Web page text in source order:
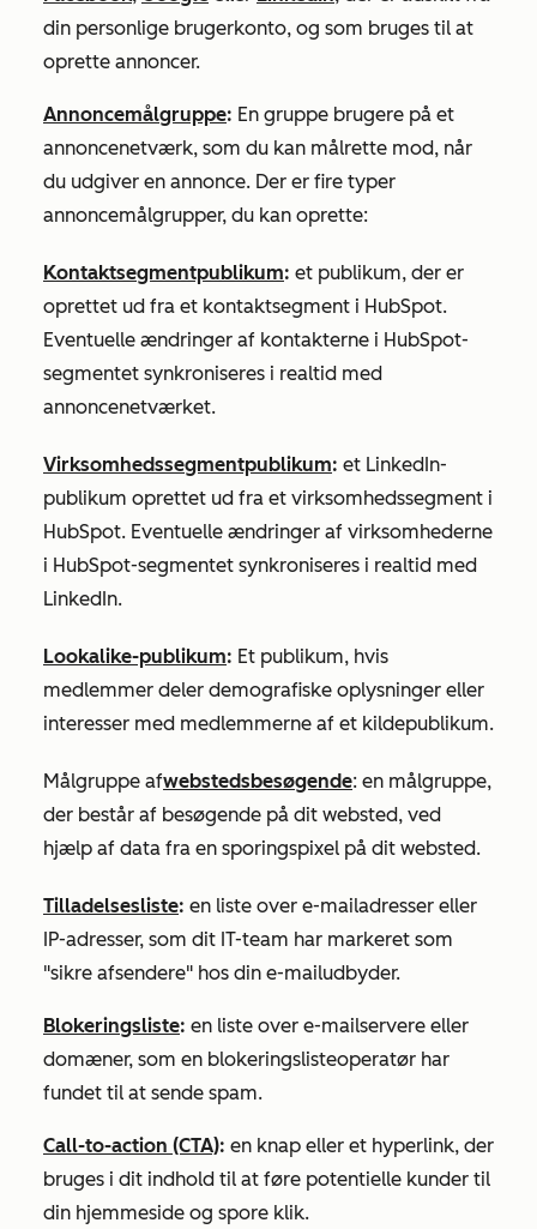
din personlige brugerkonto, og som bruges til at
oprette annoncer.
Annoncemålgruppe: En gruppe brugere på et
annoncenetværk, som du kan målrette mod, når
du udgiver en annonce. Der er fire typer
annoncemålgrupper, du kan oprette:
Kontaktsegmentpublikum: et publikum, der er
oprettet ud fra et kontaktsegment i HubSpot.
Eventuelle ændringer af kontakterne i HubSpot-
segmentet synkroniseres i realtid med
annoncenetværket.
Virksomhedssegmentpublikum: et LinkedIn-
publikum oprettet ud fra et virksomhedssegment i
HubSpot. Eventuelle ændringer af virksomhederne
i HubSpot-segmentet synkroniseres i realtid med
LinkedIn.
Lookalike-publikum: Et publikum, hvis
medlemmer deler demografiske oplysninger eller
interesser med medlemmerne af et kildepublikum.
Målgruppe afwebstedsbesøgende: en målgruppe,
der består af besøgende på dit websted, ved
hjælp af data fra en sporingspixel på dit websted.
Tilladelsesliste: en liste over e-mailadresser eller
IP-adresser, som dit IT-team har markeret som
"sikre afsendere" hos din e-mailudbyder.
Blokeringsliste: en liste over e-mailservere eller
domæner, som en blokeringslisteoperatør har
fundet til at sende spam.
Call-to-action (CTA): en knap eller et hyperlink, der
bruges i dit indhold til at føre potentielle kunder til
din hjemmeside og spore klik.